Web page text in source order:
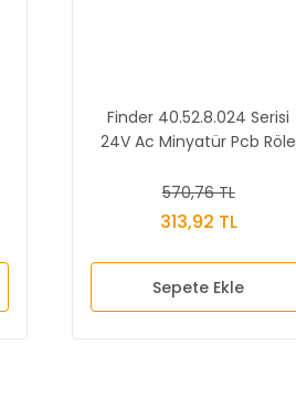
Finder 40.52.8.024 Serisi
24V Ac Minyatür Pcb Röle
570,76 TL
313,92 TL
Sepete Ekle